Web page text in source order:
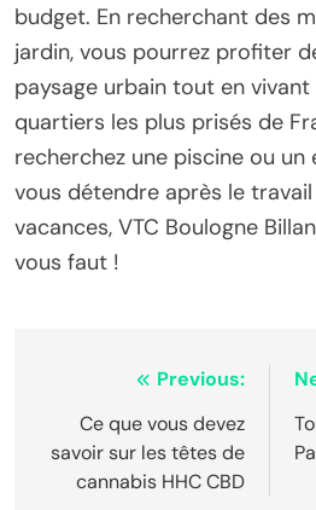
budget. En recherchant des
jardin, vous pourrez profiter
paysage urbain tout en vivant
quartiers les plus prisés de
recherchez une piscine ou
vous détendre après le
vacances, VTC Boulogne
vous faut !
navigation
Previous:
Ce que vous devez
savoir sur les têtes de
cannabis HHC CBD